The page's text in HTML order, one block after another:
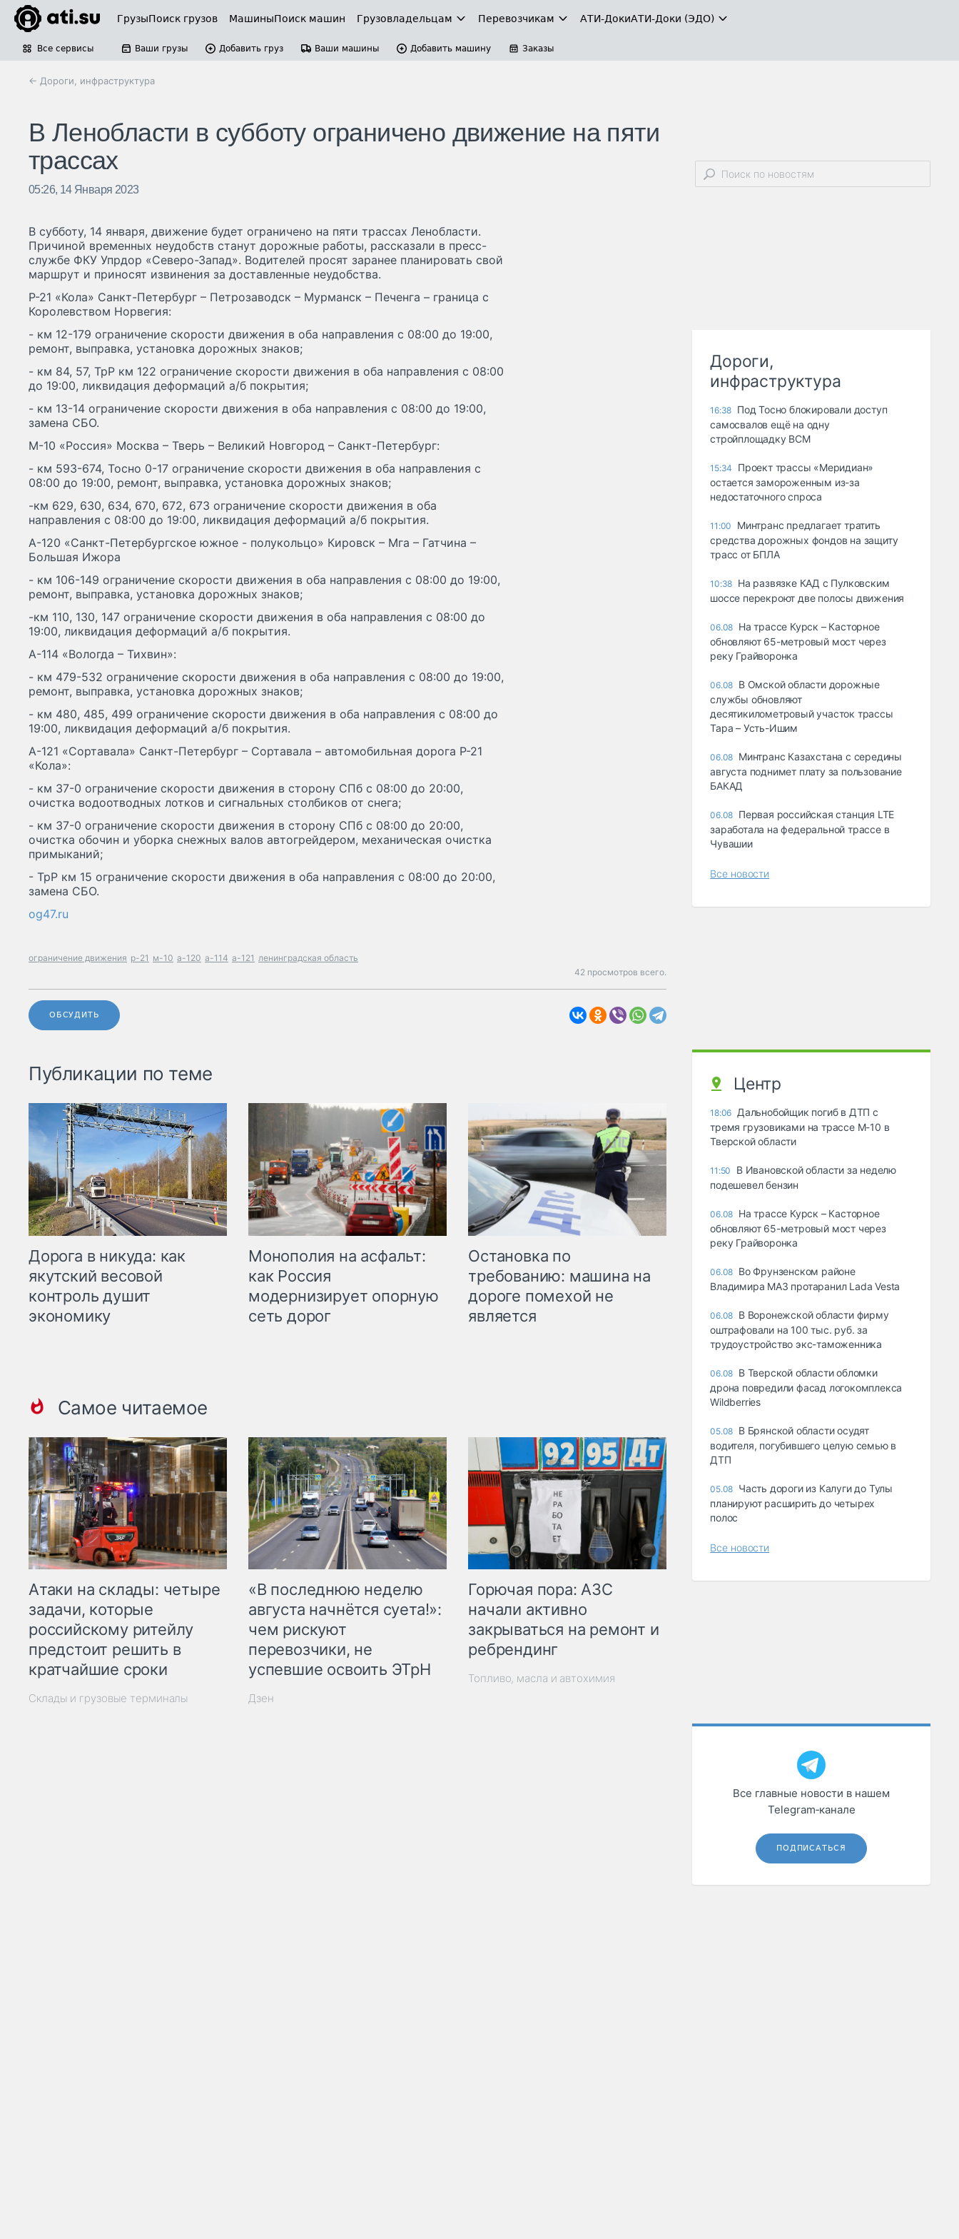
ГрузыПоиск грузов МашиныПоиск машин Грузовладельцам Перевозчикам АТИ-ДокиАТИ-Доки (ЭДО)
Все сервисы Ваши грузы Добавить груз Ваши машины Добавить машину Заказы
← Дороги, инфраструктура
В Ленобласти в субботу ограничено движение на пяти
трассах
05:26, 14 Января 2023
В субботу, 14 января, движение будет ограничено на пяти трассах Ленобласти.
Причиной временных неудобств станут дорожные работы, рассказали в пресс-
службе ФКУ Упрдор «Северо-Запад». Водителей просят заранее планировать свой
маршрут и приносят извинения за доставленные неудобства.
Р-21 «Кола» Санкт-Петербург – Петрозаводск – Мурманск – Печенга – граница с
Королевством Норвегия:
- км 12-179 ограничение скорости движения в оба направления с 08:00 до 19:00,
ремонт, выправка, установка дорожных знаков;
- км 84, 57, ТрР км 122 ограничение скорости движения в оба направления с 08:00
до 19:00, ликвидация деформаций а/б покрытия;
- км 13-14 ограничение скорости движения в оба направления с 08:00 до 19:00,
замена СБО.
М-10 «Россия» Москва – Тверь – Великий Новгород – Санкт-Петербург:
- км 593-674, Тосно 0-17 ограничение скорости движения в оба направления с
08:00 до 19:00, ремонт, выправка, установка дорожных знаков;
-км 629, 630, 634, 670, 672, 673 ограничение скорости движения в оба
направления с 08:00 до 19:00, ликвидация деформаций а/б покрытия.
А-120 «Санкт-Петербургское южное - полукольцо» Кировск – Мга – Гатчина –
Большая Ижора
- км 106-149 ограничение скорости движения в оба направления с 08:00 до 19:00,
ремонт, выправка, установка дорожных знаков;
-км 110, 130, 147 ограничение скорости движения в оба направления с 08:00 до
19:00, ликвидация деформаций а/б покрытия.
А-114 «Вологда – Тихвин»:
- км 479-532 ограничение скорости движения в оба направления с 08:00 до 19:00,
ремонт, выправка, установка дорожных знаков;
- км 480, 485, 499 ограничение скорости движения в оба направления с 08:00 до
19:00, ликвидация деформаций а/б покрытия.
А-121 «Сортавала» Санкт-Петербург – Сортавала – автомобильная дорога Р-21
«Кола»:
- км 37-0 ограничение скорости движения в сторону СПб с 08:00 до 20:00,
очистка водоотводных лотков и сигнальных столбиков от снега;
- км 37-0 ограничение скорости движения в сторону СПб с 08:00 до 20:00,
очистка обочин и уборка снежных валов автогрейдером, механическая очистка
примыканий;
- ТрР км 15 ограничение скорости движения в оба направления с 08:00 до 20:00,
замена СБО.
og47.ru
ограничение движения р-21 м-10 а-120 а-114 а-121 ленинградская область
42 просмотров всего.
ОБСУДИТЬ
Публикации по теме
Дорога в никуда: как
якутский весовой
контроль душит
экономику
Монополия на асфальт:
как Россия
модернизирует опорную
сеть дорог
Остановка по
требованию: машина на
дороге помехой не
является
Самое читаемое
Атаки на склады: четыре
задачи, которые
российскому ритейлу
предстоит решить в
кратчайшие сроки
Склады и грузовые терминалы
«В последнюю неделю
августа начнётся суета!»:
чем рискуют
перевозчики, не
успевшие освоить ЭТрН
Дзен
Горючая пора: АЗС
начали активно
закрываться на ремонт и
ребрендинг
Топливо, масла и автохимия
Дороги,
инфраструктура
16:38 Под Тосно блокировали доступ
самосвалов ещё на одну
стройплощадку ВСМ
15:34
Проект трассы «Меридиан»
остается замороженным из-за
недостаточного спроса
11:00
Минтранс предлагает тратить
средства дорожных фондов на защиту
трасс от БПЛА
10:38 На развязке КАД с Пулковским
шоссе перекроют две полосы движения
06.08 На трассе Курск – Касторное
обновляют 65-метровый мост через
реку Грайворонка
06.08 В Омской области дорожные
службы обновляют
десятикилометровый участок трассы
Тара – Усть-Ишим
06.08 Минтранс Казахстана с середины
августа поднимет плату за пользование
БАКАД
06.08 Первая российская станция LTE
заработала на федеральной трассе в
Чувашии
Все новости
Центр
18:06 Дальнобойщик погиб в ДТП с
тремя грузовиками на трассе М-10 в
Тверской области
11:50
В Ивановской области за неделю
подешевел бензин
06.08 На трассе Курск – Касторное
обновляют 65-метровый мост через
реку Грайворонка
06.08 Во Фрунзенском районе
Владимира МАЗ протаранил Lada Vesta
06.08 В Воронежской области фирму
оштрафовали на 100 тыс. руб. за
трудоустройство экс-таможенника
06.08 В Тверской области обломки
дрона повредили фасад логокомплекса
Wildberries
05.08 В Брянской области осудят
водителя, погубившего целую семью в
ДТП
05.08 Часть дороги из Калуги до Тулы
планируют расширить до четырех
полос
Все новости
Все главные новости в нашем
Telegram‑канале
ПОДПИСАТЬСЯ